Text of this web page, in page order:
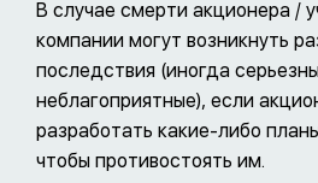
В случае смерти акционера /
компании могут возникнуть
последствия (иногда
неблагоприятные), если
разработать какие-либо
чтобы противостоять им.